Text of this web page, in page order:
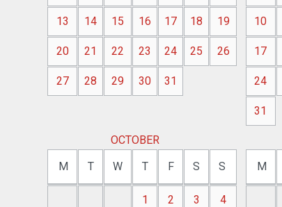
13 14 15 16 17 18 19
20 21 22 23 24 25 26
27 28 29 30 31
10
17
24
31
OCTOBER
M
T W T F S S
1 2 3 4
M